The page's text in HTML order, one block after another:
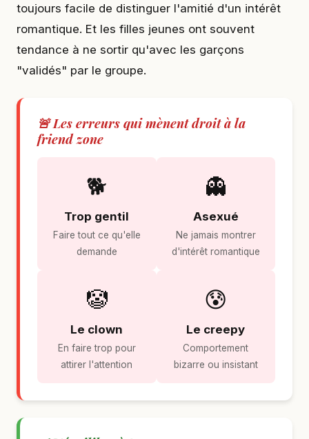
toujours facile de distinguer l'amitié d'un intérêt
romantique. Et les filles jeunes ont souvent
tendance à ne sortir qu'avec les garçons
"validés" par le groupe.
🚨 Les erreurs qui mènent droit à la
friend zone
🐕
Trop gentil
Faire tout ce qu'elle
demande
👻
Asexué
Ne jamais montrer
d'intérêt romantique
🤡
Le clown
En faire trop pour
attirer l'attention
😰
Le creepy
Comportement
bizarre ou insistant